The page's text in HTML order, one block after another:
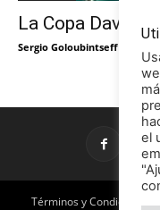
La Copa Davis
Sergio Goloubintseff
Términos y Condiciones
el